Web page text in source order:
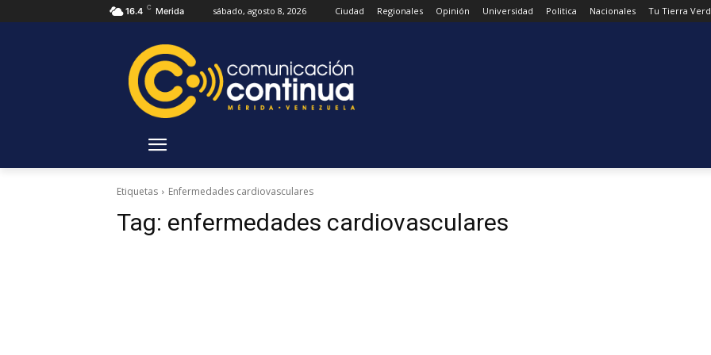
16.4 C Merida sábado, agosto 8, 2026 Ciudad Regionales Opinión Universidad Politica Nacionales Tu Tierra
Etiquetas Enfermedades cardiovasculares
Tag: enfermedades cardiovasculares